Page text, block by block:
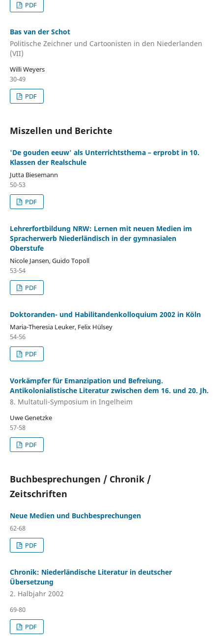
PDF
Bas van der Schot
Politische Zeichner und Cartoonisten in den Niederlanden
(VII)
Willi Weyers
30-49
PDF
Miszellen und Berichte
'De gouden eeuw' als Unterrichtsthema – erprobt in 10.
Klassen der Realschule
Jutta Biesemann
50-53
PDF
Lehrerfortbildung NRW: Lernen mit neuen Medien im
Spracherwerb Niederl¨andisch in der gymnasialen
Oberstufe
Nicole Jansen, Guido Topoll
53-54
PDF
Doktoranden- und Habilitandenkolloquium 2002 in Köln
Maria-Theresia Leuker, Felix Hülsey
54-56
PDF
Vorkämpfer für Emanzipation und Befreiung.
Antikolonialistische Literatur zwischen dem 16. und 20. Jh.
8. Multatuli-Symposium in Ingelheim
Uwe Genetzke
57-58
PDF
Buchbesprechungen / Chronik /
Zeitschriften
Neue Medien und Buchbesprechungen
62-68
PDF
Chronik: Niederländische Literatur in deutscher
Übersetzung
2. Halbjahr 2002
69-80
PDF